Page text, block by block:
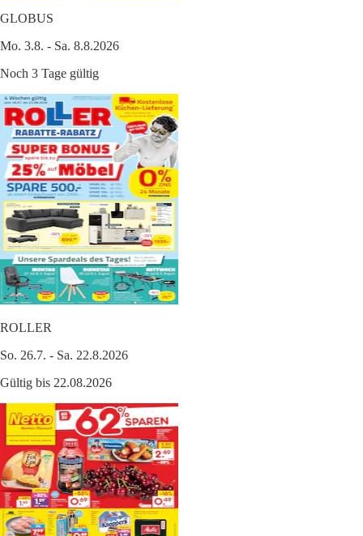
GLOBUS
Mo. 3.8. - Sa. 8.8.2026
Noch 3 Tage gültig
ROLLER
So. 26.7. - Sa. 22.8.2026
Gültig bis 22.08.2026